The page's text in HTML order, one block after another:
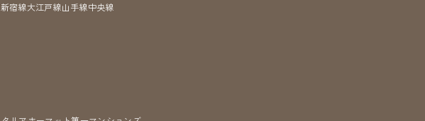
新宿線大江戸線山手線中央線